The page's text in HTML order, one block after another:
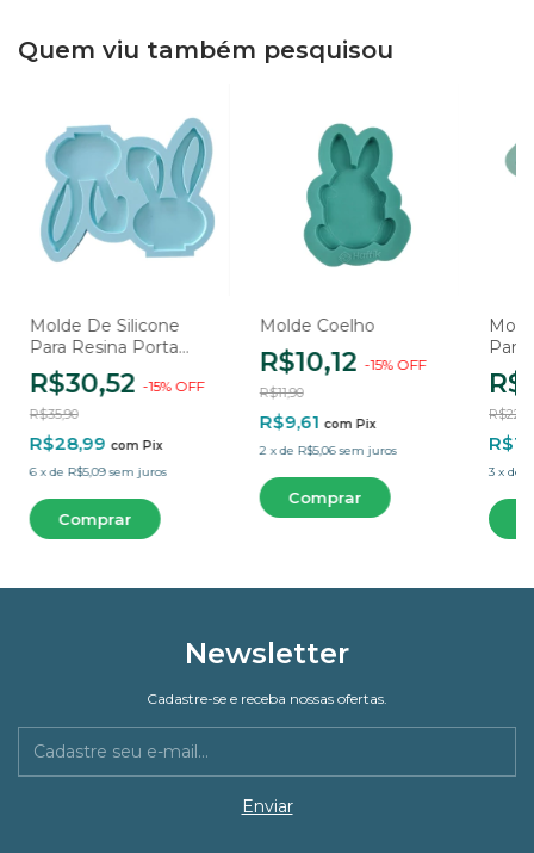
Quem viu também pesquisou
Molde De Silicone
Para Resina Porta
Guardanapo Coelho -
2 Cavidades
R$30,52 -15% OFF
R$35,90
R$28,99 com Pix
6 xde R$5,09 sem juros
Molde Coelho
R$10,12 -15% OFF
R$11,90
R$9,61 com Pix
2 xde R$5,06 sem juros
Para
3 x de
Newsletter
Cadastre-se e receba nossas ofertas.